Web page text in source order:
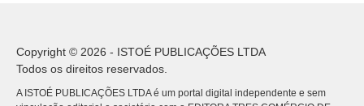
Copyright © 2026 - ISTOÉ PUBLICAÇÕES LTDA
Todos os direitos reservados.
A ISTOÉ PUBLICAÇÕES LTDA é um portal digital independente e sem